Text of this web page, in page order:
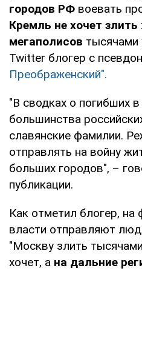
городов РФ воевать
Кремль не хочет
мегаполисов тысячами
Twitter блогер с
Преображенский".
"В сводках о погибших
большинства
славянские фамилии.
отправлять на войну
больших городов", –
публикации.
Как отметил блогер, на
власти отправляют
"Москву злить
хочет, а на дальние